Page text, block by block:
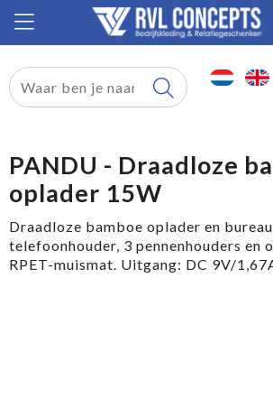
Relatiegeschenken
Tassen
Sport
Werkkleding
PANDU - Draadloze
oplader 15W
Draadloze bamboe oplader en
telefoonhouder, 3 pennenhouders en
RPET-muismat. Uitgang: DC 9V/